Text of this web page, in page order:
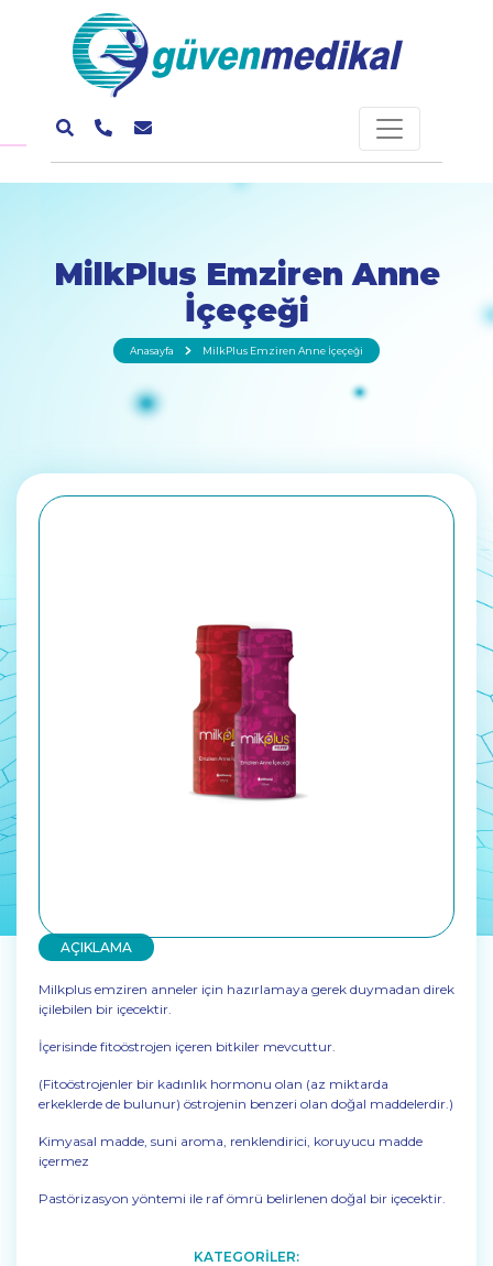
MilkPlus Emziren Anne
İçeçeği
Anasayfa MilkPlus Emziren Anne İçeçeği
AÇIKLAMA
Milkplus emziren anneler için hazırlamaya gerek duymadan direk
içilebilen bir içecektir.
İçerisinde fitoöstrojen içeren bitkiler mevcuttur.
(Fitoöstrojenler bir kadınlık hormonu olan (az miktarda
erkeklerde de bulunur) östrojenin benzeri olan doğal maddelerdir.)
Kimyasal madde, suni aroma, renklendirici, koruyucu madde
içermez
Pastörizasyon yöntemi ile raf ömrü belirlenen doğal bir içecektir.
KATEGORİLER: